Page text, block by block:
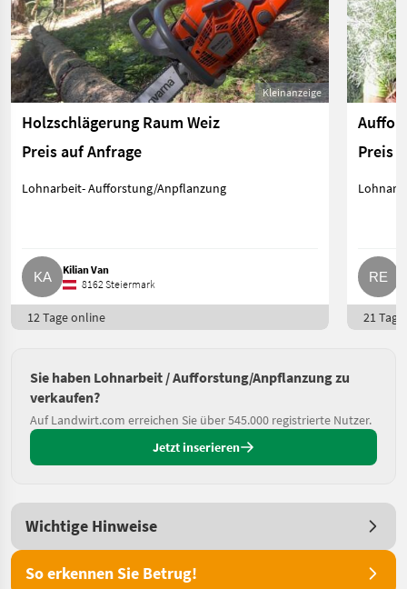
Kleinanzeige
Holzschlägerung Raum Weiz
Preis auf Anfrage
Lohnarbeit- Aufforstung/Anpflanzung
Kilian Van
8162 Steiermark
12 Tage online
Preis
21
Sie haben Lohnarbeit / Aufforstung/Anpflanzung zu
verkaufen?
Auf Landwirt.com erreichen Sie über 545.000 registrierte Nutzer.
Jetzt inserieren
Wichtige Hinweise
So erkennen Sie Betrug!